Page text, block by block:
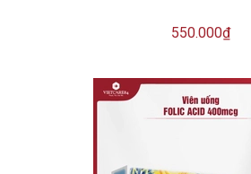
550.000₫